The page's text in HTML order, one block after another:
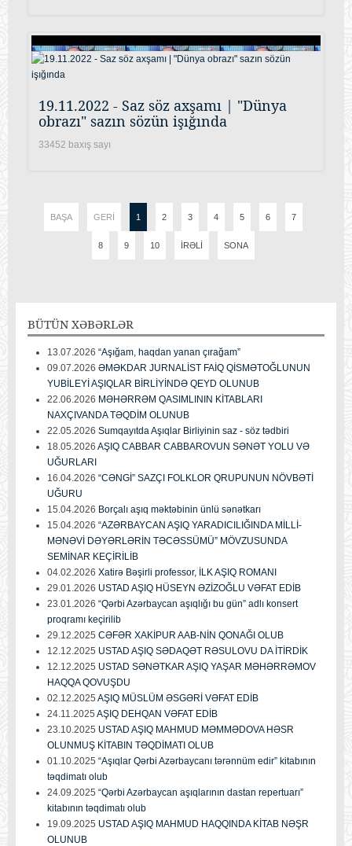
19.11.2022 - Saz söz axşamı | "Dünya
obrazı" sazın sözün işığında
33452 baxış sayı
BAŞA GERI 1 2 3 4 5 6 7
8 9 10 İRƏLI SONA
BÜTÜN XƏBƏRLƏR
13.07.2026 “Aşığam, haqdan yanan çırağam”
09.07.2026 ƏMƏKDAR JURNALİST FAİQ QİSMƏTOĞLUNUN
YUBİLEYİ AŞIQLAR BİRLİYİNDƏ QEYD OLUNUB
22.06.2026 MƏHƏRRƏM QASIMLININ KİTABLARI
NAXÇIVANDA TƏQDİM OLUNUB
22.05.2026 Sumqayıtda Aşıqlar Birliyinin saz - söz tədbiri
18.05.2026 AŞIQ CABBAR CABBAROVUN SƏNƏT YOLU VƏ
UĞURLARI
16.04.2026 “CƏNGİ” SAZÇI FOLKLOR QRUPUNUN NÖVBƏTİ
UĞURU
15.04.2026 Borçalı aşıq məktəbinin ünlü sənətkarı
15.04.2026 “AZƏRBAYCAN AŞIQ YARADICILIĞINDA MİLLİ-
MƏNƏVİ DƏYƏRLƏRİN TƏCƏSSÜMÜ” MÖVZUSUNDA
SEMİNAR KEÇİRİLİB
04.02.2026 Xatirə Bəşirli professor, İLK AŞIQ ROMANI
29.01.2026 USTAD AŞIQ HÜSEYN ƏZİZOĞLU VƏFAT EDİB
23.01.2026 “Qərbi Azərbaycan aşıqlığı bu gün” adlı konsert
proqramı keçirilib
29.12.2025 CƏFƏR XAKİPUR AAB-NİN QONAĞI OLUB
12.12.2025 USTAD AŞIQ SƏDAQƏT RƏSULOVU DA İTİRDİK
12.12.2025 USTAD SƏNƏTKAR AŞIQ YAŞAR MƏHƏRRƏMOV
HAQQA QOVUŞDU
02.12.2025 AŞIQ MÜSLÜM ƏSGƏRİ VƏFAT EDİB
24.11.2025 AŞIQ DEHQAN VƏFAT EDİB
23.10.2025 USTAD AŞIQ MAHMUD MƏMMƏDOVA HƏSR
OLUNMUŞ KİTABIN TƏQDİMATI OLUB
01.10.2025 “Aşıqlar Qərbi Azərbaycanı tərənnüm edir” kitabının
təqdimatı olub
24.09.2025 “Qərbi Azərbaycan aşıqlarının dastan repertuarı”
kitabının təqdimatı olub
19.09.2025 USTAD AŞIQ MAHMUD HAQQINDA KİTAB NƏŞR
OLUNUB